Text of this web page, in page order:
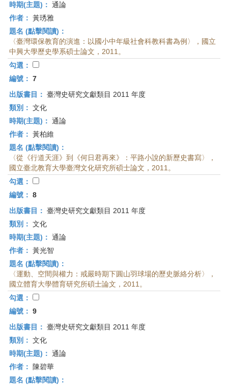
時期(主題)： 通論
作者： 黃琇雅
題名 (點擊閱讀)：
〈臺灣環保教育的演進：以國小中年級社會科教科書為例〉，國立
中興大學歷史學系碩士論文，2011。
勾選：
編號： 7
出版書目： 臺灣史研究文獻類目 2011 年度
類別： 文化
時期(主題)： 通論
作者： 黃柏維
題名 (點擊閱讀)：
〈從《行道天涯》到《何日君再來》：平路小說的新歷史書寫〉，
國立臺北教育大學臺灣文化研究所碩士論文，2011。
勾選：
編號： 8
出版書目： 臺灣史研究文獻類目 2011 年度
類別： 文化
時期(主題)： 通論
作者： 黃光智
題名 (點擊閱讀)：
〈運動、空間與權力：戒嚴時期下圓山羽球場的歷史脈絡分析〉，
國立體育大學體育研究所碩士論文，2011。
勾選：
編號： 9
出版書目： 臺灣史研究文獻類目 2011 年度
類別： 文化
時期(主題)： 通論
作者：
陳碧華
題名 (點擊閱讀)：